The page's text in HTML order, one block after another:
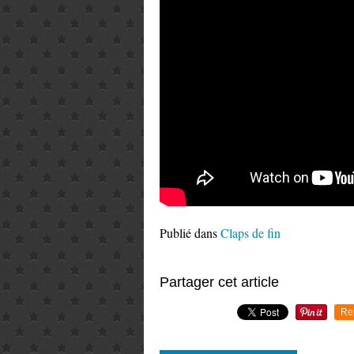
Publié dansClaps de fin
Partager cet article